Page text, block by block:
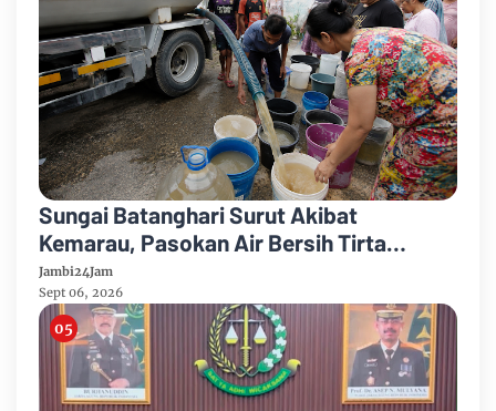
Sungai Batanghari Surut Akibat
Kemarau, Pasokan Air Bersih Tirta
Mayang Jambi Keruh
Jambi24Jam
Sept 06, 2026